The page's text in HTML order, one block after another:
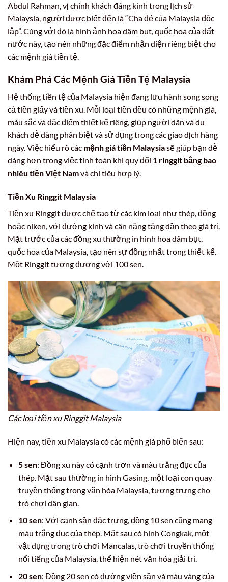
Abdul Rahman, vị chính khách đáng kính trong lịch sử
Malaysia, người được biết đến là “Cha đẻ của Malaysia độc
lập”. Cùng với đó là hình ảnh hoa dâm bụt, quốc hoa của đất
nước này, tạo nên những đặc điểm nhận diện riêng biệt cho
các mệnh giá tiền tệ.
Khám Phá Các Mệnh Giá Tiền Tệ Malaysia
Hệ thống tiền tệ của Malaysia hiện đang lưu hành song song
cả tiền giấy và tiền xu. Mỗi loại tiền đều có những mệnh giá,
màu sắc và đặc điểm thiết kế riêng, giúp người dân và du
khách dễ dàng phân biệt và sử dụng trong các giao dịch hàng
ngày. Việc hiểu rõ các mệnh giá tiền Malaysiasẽ giúp bạn dễ
dàng hơn trong việc tính toán khi quy đổi 1 ringgit bằng bao
nhiêu tiền Việt Namvà chi tiêu hợp lý.
Tiền Xu Ringgit Malaysia
Tiền xu Ringgit được chế tạo từ các kim loại như thép, đồng
hoặc niken, với đường kính và cân nặng tăng dần theo giá trị.
Mặt trước của các đồng xu thường in hình hoa dâm bụt,
quốc hoa của Malaysia, tạo nên sự đồng nhất trong thiết kế.
Một Ringgit tương đương với 100 sen.
Các loại tiền xu Ringgit Malaysia
Hiện nay, tiền xu Malaysia có các mệnh giá phổ biến sau:
5 sen: Đồng xu này có cạnh trơn và màu trắng đục của
thép. Mặt sau thường in hình Gasing, một loại con quay
truyền thống trong văn hóa Malaysia, tượng trưng cho
trò chơi dân gian.
10 sen: Với cạnh sần đặc trưng, đồng 10 sen cũng mang
màu trắng đục của thép. Mặt sau có hình Congkak, một
vật dụng trong trò chơi Mancalas, trò chơi truyền thống
nổi tiếng của Malaysia, thể hiện nét văn hóa giải trí.
20 sen: Đồng 20 sen có đường viền sần và màu vàng của